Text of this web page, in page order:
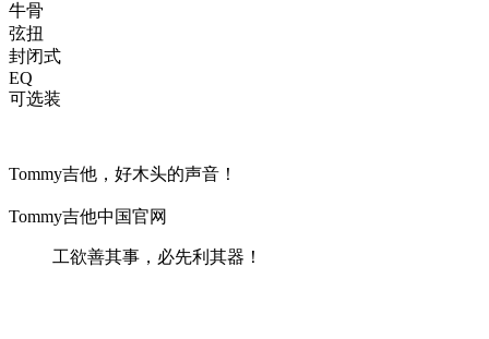
牛骨
弦扭
封闭式
EQ
可选装
Tommy吉他，好木头的声音！
Tommy吉他中国官网
工欲善其事，必先利其器！